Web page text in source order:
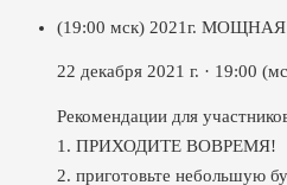
(19:00 мск) 2021г. МОЩНАЯ
22 декабря 2021 г. · 19:00
Рекомендации для
1. ПРИХОДИТЕ ВОВРЕМЯ!
2. приготовьте небольшую